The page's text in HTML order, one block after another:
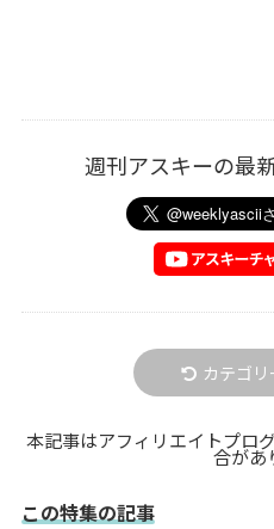
週刊アスキーの最
カテゴ
本記事はアフィリエイトプロ
合があ
この特集の記事